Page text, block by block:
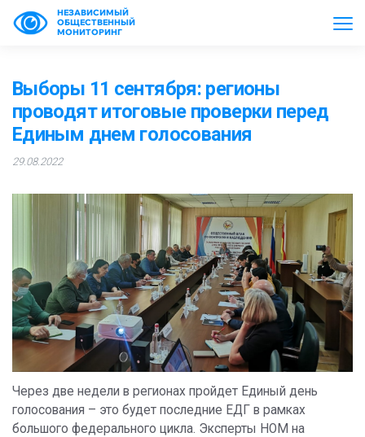
НЕЗАВИСИМЫЙ
ОБЩЕСТВЕННЫЙ
МОНИТОРИНГ
Выборы 11 сентября: регионы
проводят итоговые проверки перед
Единым днем голосования
29.08.2022
Через две недели в регионах пройдет Единый день
голосования – это будет последние ЕДГ в рамках
большого федерального цикла. Эксперты НОМ на